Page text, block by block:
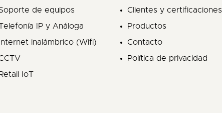
de equipos
IP y Análoga
inalámbrico (Wifi)
IoT
Clientes y certificaciones
Productos
Contacto
Política de privacidad